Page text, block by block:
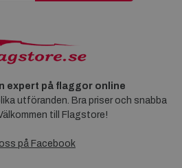
expert på flaggor online
utföranden. Bra priser och snabba
till Flagstore!
på Facebook